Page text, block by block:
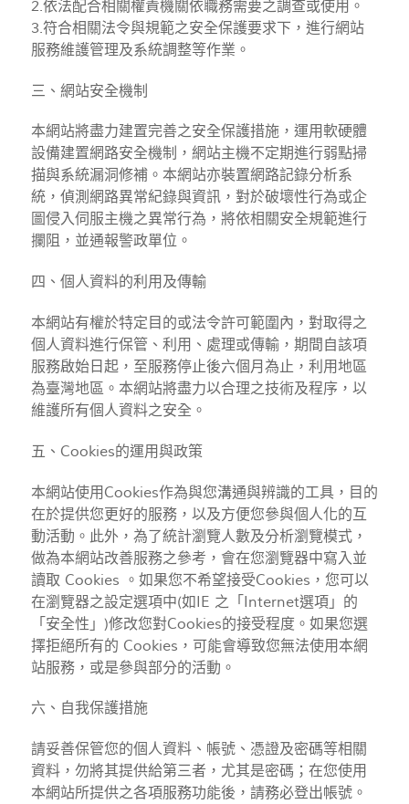
2.依法配合相關權責機關依職務需要之調查或使用。
3.符合相關法令與規範之安全保護要求下，進行網站
服務維護管理及系統調整等作業。
三、網站安全機制
本網站將盡力建置完善之安全保護措施，運用軟硬體
設備建置網路安全機制，網站主機不定期進行弱點掃
描與系統漏洞修補。本網站亦裝置網路記錄分析系
統，偵測網路異常紀錄與資訊，對於破壞性行為或企
圖侵入伺服主機之異常行為，將依相關安全規範進行
攔阻，並通報警政單位。
四、個人資料的利用及傳輸
本網站有權於特定目的或法令許可範圍內，對取得之
個人資料進行保管、利用、處理或傳輸，期間自該項
服務啟始日起，至服務停止後六個月為止，利用地區
為臺灣地區。本網站將盡力以合理之技術及程序，以
維護所有個人資料之安全。
五、Cookies的運用與政策
本網站使用Cookies作為與您溝通與辨識的工具，目的
在於提供您更好的服務，以及方便您參與個人化的互
動活動。此外，為了統計瀏覽人數及分析瀏覽模式，
做為本網站改善服務之參考，會在您瀏覽器中寫入並
讀取 Cookies 。如果您不希望接受Cookies，您可以
在瀏覽器之設定選項中(如IE 之「Internet選項」的
「安全性」)修改您對Cookies的接受程度。如果您選
擇拒絕所有的 Cookies，可能會導致您無法使用本網
站服務，或是參與部分的活動。
六、自我保護措施
請妥善保管您的個人資料、帳號、憑證及密碼等相關
資料，勿將其提供給第三者，尤其是密碼；在您使用
本網站所提供之各項服務功能後，請務必登出帳號。